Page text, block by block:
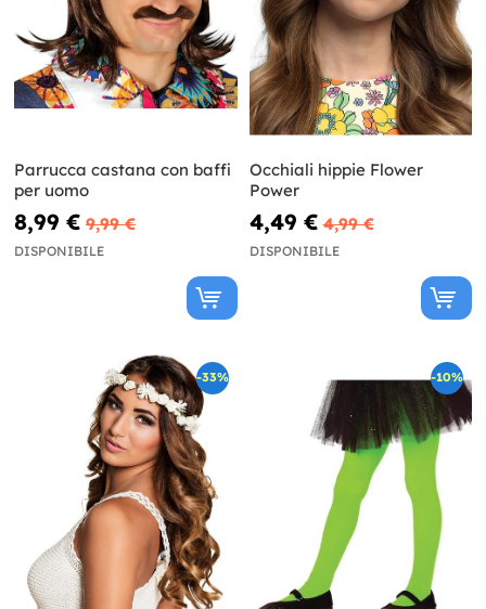
Parrucca castana con baffi
per uomo
8,99 € 9,99 €
DISPONIBILE
Occhiali hippie Flower
Power
4,49 € 4,99 €
DISPONIBILE
-33% -10%